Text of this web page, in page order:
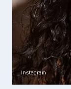
Instagram